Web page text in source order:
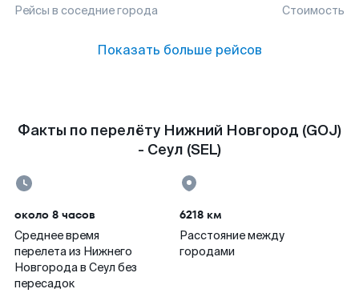
Рейсы в соседние города Стоимость
Показать больше рейсов
Факты по перелёту Нижний Новгород (GOJ)
- Сеул (SEL)
около 8 часов
Среднее время
перелета из Нижнего
Новгорода в Сеул без
пересадок
6218 км
Расстояние между
городами